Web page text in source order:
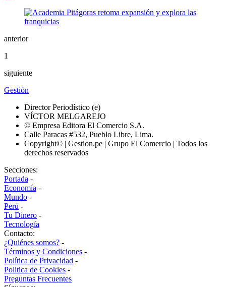
anterior
1
siguiente
Gestión
Director Periodístico (e)
VÍCTOR MELGAREJO
© Empresa Editora El Comercio S.A.
Calle Paracas #532, Pueblo Libre, Lima.
Copyright© | Gestion.pe | Grupo El Comercio | Todos los
derechos reservados
Secciones:
Portada -
Economía -
Mundo -
Perú -
Tu Dinero -
Tecnología
Contacto:
¿Quiénes somos? -
Términos y Condiciones -
Política de Privacidad -
Politica de Cookies -
Preguntas Frecuentes